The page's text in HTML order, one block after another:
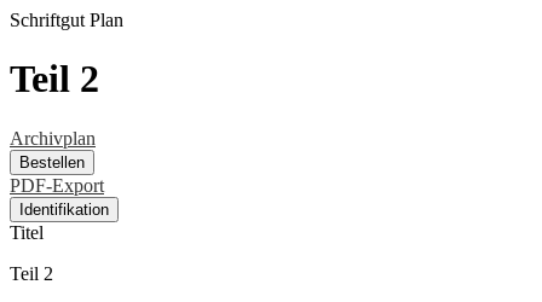
Schriftgut Plan
Teil 2
Archivplan
Bestellen
PDF-Export
Identifikation
Titel
Teil 2